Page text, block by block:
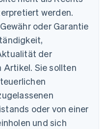
werden.
oder Garantie
der
Artikel. Sie sollten
oder von einer
und sich